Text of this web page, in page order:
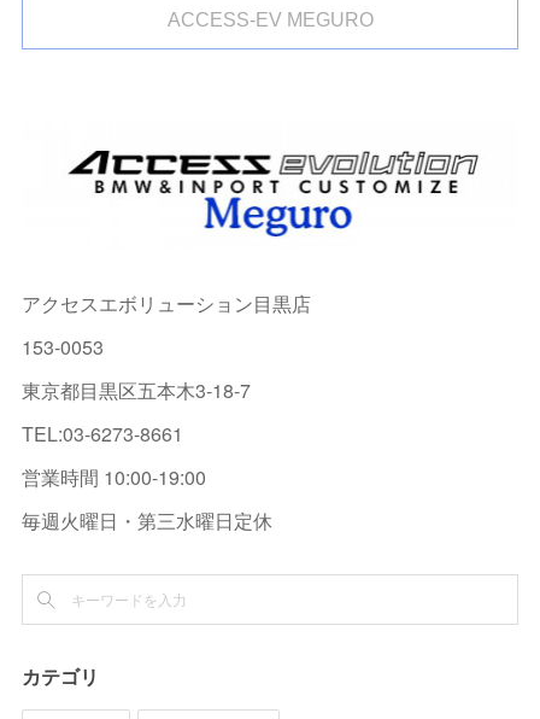
ACCESS-EV MEGURO
アクセスエボリューション目黒店
153-0053
東京都目黒区五本木3-18-7
TEL:03-6273-8661
営業時間 10:00-19:00
毎週火曜日・第三水曜日定休
カテゴリ